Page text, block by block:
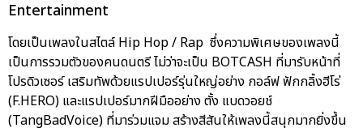
Entertainment
โดยเป็นเพลงในสไตล์ Hip Hop / Rap ซึ่งความพิเศษของเพลงนี้
เป็นการรวมตัวของคนดนตรี ไม่ว่าจะเป็น BOTCASH ที่มารับหน้าที่
โปรดิวเซอร์ เสริมทัพด้วยแรปเปอร์รุ่นใหญ่อย่าง กอล์ฟ ฟักกลิ้งฮีโร่
(F.HERO) และแรปเปอร์มากฝีมืออย่าง ตั้ง แบดวอยช์
(TangBadVoice) ที่มาร่วมแจม สร้างสีสันให้เพลงนี้สนุกมากยิ่งขึ้น